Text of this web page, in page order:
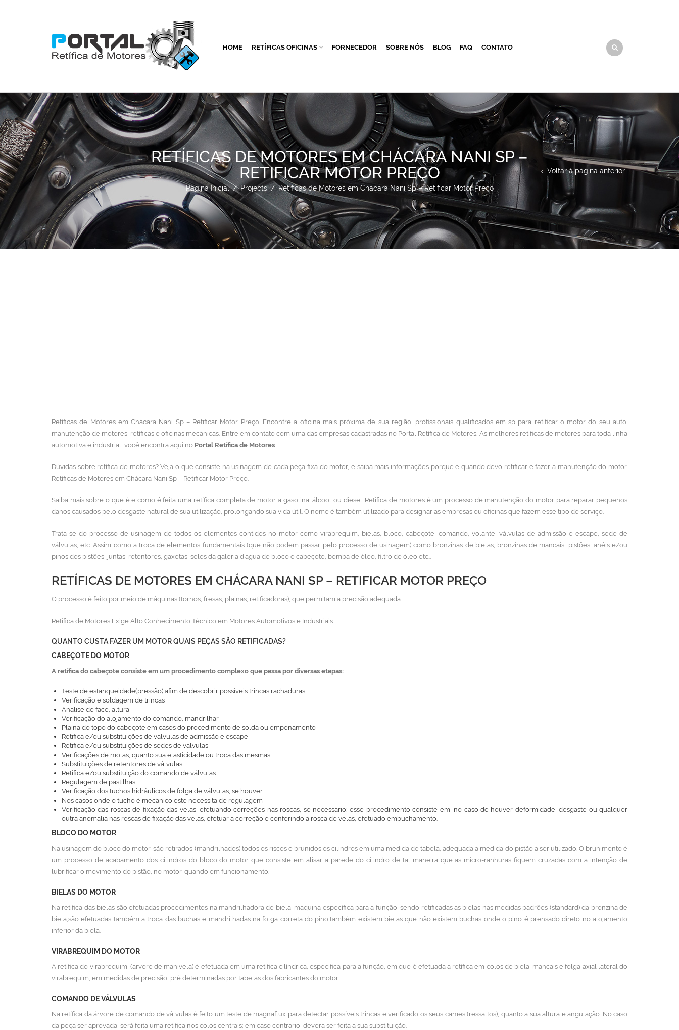
HOME RETÍFICAS OFICINAS FORNECEDOR SOBRE NÓS BLOG FAQ CONTATO
RETÍFICAS DE MOTORES EM CHÁCARA NANI SP –
RETIFICAR MOTOR PREÇO
Página Inicial / Projects / Retíficas de Motores em Chácara Nani Sp – Retificar Motor Preço
Voltar à página anterior
Retíficas de Motores em Chácara Nani Sp – Retificar Motor Preço. Encontre a oficina mais próxima de sua região, profissionais qualificados em sp para retificar o motor do seu auto.
manutenção de motores, retíficas e oficinas mecânicas. Entre em contato com uma das empresas cadastradas no Portal Retífica de Motores. As melhores retíficas de motores para toda linha
automotiva e industrial, você encontra aqui no Portal Retífica de Motores.
Dúvidas sobre retífica de motores? Veja o que consiste na usinagem de cada peça fixa do motor, e saiba mais informações porque e quando devo retificar e fazer a manutenção do motor.
Retíficas de Motores em Chácara Nani Sp – Retificar Motor Preço.
Saiba mais sobre o que é e como é feita uma retífica completa de motor a gasolina, álcool ou diesel. Retífica de motores é um processo de manutenção do motor para reparar pequenos
danos causados pelo desgaste natural de sua utilização, prolongando sua vida útil. O nome é também utilizado para designar as empresas ou oficinas que fazem esse tipo de serviço.
Trata-se do processo de usinagem de todos os elementos contidos no motor como virabrequim, bielas, bloco, cabeçote, comando, volante, válvulas de admissão e escape, sede de
válvulas, etc. Assim como a troca de elementos fundamentais (que não podem passar pelo processo de usinagem) como bronzinas de bielas, bronzinas de mancais, pistões, anéis e/ou
pinos dos pistões, juntas, retentores, gaxetas, selos da galeria d’água de bloco e cabeçote, bomba de óleo, filtro de óleo etc…
RETÍFICAS DE MOTORES EM CHÁCARA NANI SP – RETIFICAR MOTOR PREÇO
O processo é feito por meio de máquinas (tornos, fresas, plainas, retificadoras), que permitam a precisão adequada.
Retífica de Motores Exige Alto Conhecimento Técnico em Motores Automotivos e Industriais
QUANTO CUSTA FAZER UM MOTOR QUAIS PEÇAS SÃO RETIFICADAS?
CABEÇOTE DO MOTOR
A retífica do cabeçote consiste em um procedimento complexo que passa por diversas etapas:
Teste de estanqueidade(pressão) afim de descobrir possíveis trincas,rachaduras.
Verificação e soldagem de trincas
Analise de face, altura
Verificação do alojamento do comando, mandrilhar
Plaina do topo do cabeçote em casos do procedimento de solda ou empenamento
Retifica e/ou substituições de válvulas de admissão e escape
Retifica e/ou substituições de sedes de válvulas
Verificações de molas, quanto sua elasticidade ou troca das mesmas
Substituições de retentores de válvulas
Retifica e/ou substituição do comando de válvulas
Regulagem de pastilhas
Verificação dos tuchos hidráulicos de folga de válvulas, se houver
Nos casos onde o tucho é mecânico este necessita de regulagem
Verificação das roscas de fixação das velas, efetuando correções nas roscas, se necessário; esse procedimento consiste em, no caso de houver deformidade, desgaste ou qualquer
outra anomalia nas roscas de fixação das velas, efetuar a correção e conferindo a rosca de velas, efetuado embuchamento.
BLOCO DO MOTOR
Na usinagem do bloco do motor, são retirados (mandrilhados) todos os riscos e brunidos os cilindros em uma medida de tabela, adequada a medida do pistão a ser utilizado. O brunimento é
um processo de acabamento dos cilindros do bloco do motor que consiste em alisar a parede do cilindro de tal maneira que as micro-ranhuras fiquem cruzadas com a intenção de
lubrificar o movimento do pistão, no motor, quando em funcionamento.
BIELAS DO MOTOR
Na retífica das bielas são efetuadas procedimentos na mandrilhadora de biela, máquina específica para a função, sendo retificadas as bielas nas medidas padrões (standard) da bronzina de
biela,são efetuadas também a troca das buchas e mandrilhadas na folga correta do pino,também existem bielas que não existem buchas onde o pino é prensado direto no alojamento
inferior da biela.
VIRABREQUIM DO MOTOR
A retífica do virabrequim, (árvore de manivela) é efetuada em uma retífica cilíndrica, específica para a função, em que é efetuada a retífica em colos de biela, mancais e folga axial lateral do
virabrequim, em medidas de precisão, pré determinadas por tabelas dos fabricantes do motor.
COMANDO DE VÁLVULAS
Na retífica da árvore de comando de válvulas é feito um teste de magnaflux para detectar possíveis trincas e verificado os seus cames (ressaltos), quanto a sua altura e angulação. No caso
da peça ser aprovada, será feita uma retífica nos colos centrais; em caso contrário, deverá ser feita a sua substituição.